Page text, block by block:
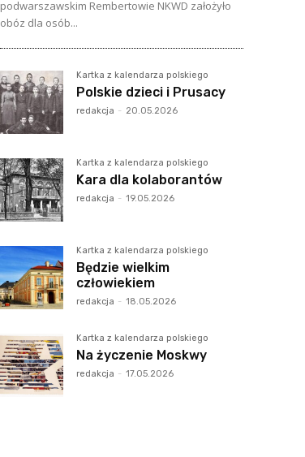
podwarszawskim Rembertowie NKWD założyło
obóz dla osób...
Kartka z kalendarza polskiego
Polskie dzieci i Prusacy
redakcja - 20.05.2026
Kartka z kalendarza polskiego
Kara dla kolaborantów
redakcja - 19.05.2026
Kartka z kalendarza polskiego
Będzie wielkim
człowiekiem
redakcja - 18.05.2026
Kartka z kalendarza polskiego
Na życzenie Moskwy
redakcja - 17.05.2026